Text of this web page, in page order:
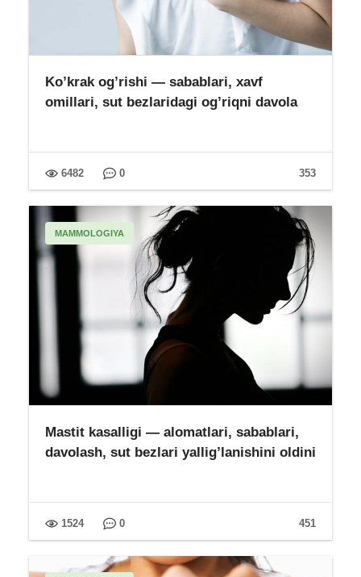
Ko’krak og’rishi — sabablari, xavf
omillari, sut bezlaridagi og’riqni davola
353
6482 0
MAMMOLOGIYA
Mastit kasalligi — alomatlari, sabablari,
davolash, sut bezlari yallig’lanishini oldini
451
1524 0